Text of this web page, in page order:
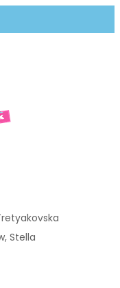
Stella